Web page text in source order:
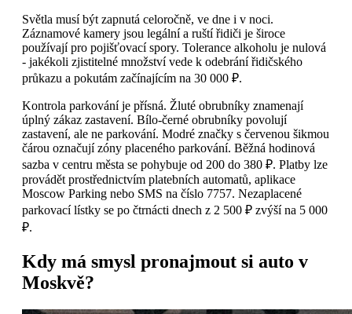
Světla musí být zapnutá celoročně, ve dne i v noci.
Záznamové kamery jsou legální a ruští řidiči je široce
používají pro pojišťovací spory. Tolerance alkoholu je nulová
- jakékoli zjistitelné množství vede k odebrání řidičského
průkazu a pokutám začínajícím na 30 000 ₽.
Kontrola parkování je přísná. Žluté obrubníky znamenají
úplný zákaz zastavení. Bílo-černé obrubníky povolují
zastavení, ale ne parkování. Modré značky s červenou šikmou
čárou označují zóny placeného parkování. Běžná hodinová
sazba v centru města se pohybuje od 200 do 380 ₽. Platby lze
provádět prostřednictvím platebních automatů, aplikace
Moscow Parking nebo SMS na číslo 7757. Nezaplacené
parkovací lístky se po čtrnácti dnech z 2 500 ₽ zvýší na 5 000
₽.
Kdy má smysl pronajmout si auto v
Moskvě?